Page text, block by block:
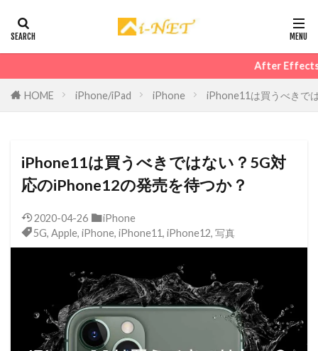
After Effectsで作ったpremiere
HOME iPhone/iPad iPhone iPhone11は買うべきで
iPhone11は買うべきではない？5G対
応のiPhone12の発売を待つか？
2020-04-26
iPhone
5G, Apple, iPhone, iPhone11, iPhone12, 写真